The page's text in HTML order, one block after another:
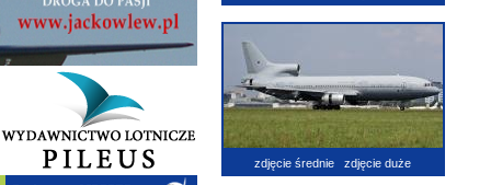
zdjęcie średnie zdjęcie duże